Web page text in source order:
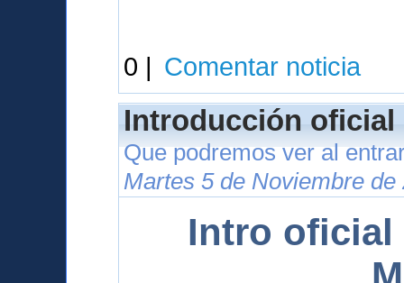
0 | Comentar noticia
Introducción oficial
Que podremos ver al
Martes 5 de Noviembre
Intro oficial